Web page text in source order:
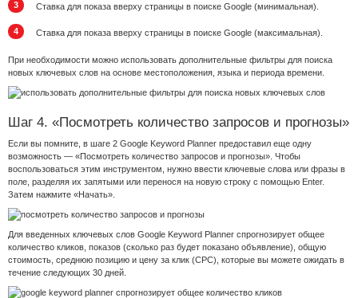
Ставка для показа вверху страницы в поиске Google (минимальная).
Ставка для показа вверху страницы в поиске Google (максимальная).
При необходимости можно использовать дополнительные фильтры для поиска
новых ключевых слов на основе местоположения, языка и периода времени.
Шаг 4. «Посмотреть количество запросов и прогнозы»
Если вы помните, в шаге 2 Google Keyword Planner предоставил еще одну
возможность — «Посмотреть количество запросов и прогнозы». Чтобы
воспользоваться этим инструментом, нужно ввести ключевые слова или фразы в
поле, разделяя их запятыми или перенося на новую строку с помощью Enter.
Затем нажмите «Начать».
Для введенных ключевых слов Google Keyword Planner спрогнозирует общее
количество кликов, показов (сколько раз будет показано объявление), общую
стоимость, среднюю позицию и цену за клик (CPC), которые вы можете ожидать в
течение следующих 30 дней.